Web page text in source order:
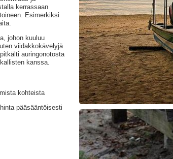
kerrassaan
Esimerkiksi
johon kuuluu
viidakkokävelyjä
auringonotosta
kanssa.
kohteista
pääsääntöisesti